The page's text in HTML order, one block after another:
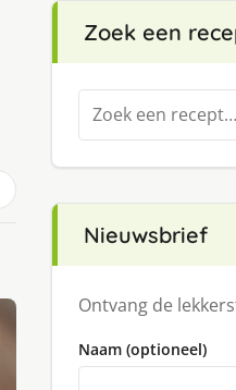
Zoek een
Zoeken
naar:
Nieuwsbrief
Ontvang de
Naam (optioneel)